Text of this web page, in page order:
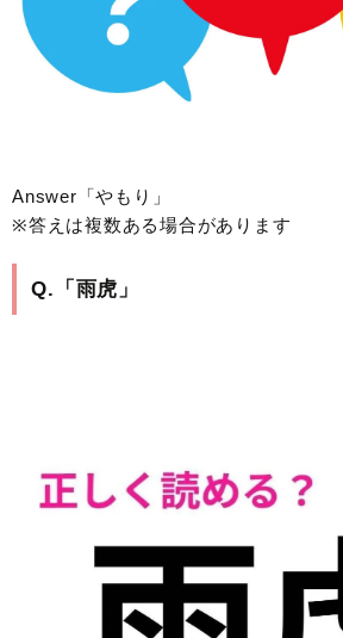
Answer「やもり」
※答えは複数ある場合があります
Q.「雨虎」